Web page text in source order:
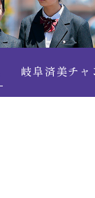
岐阜済美チ